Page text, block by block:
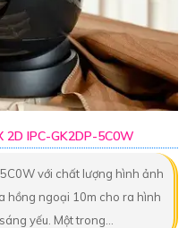
2D IPC-GK2DP-5C0W
với chất lượng hình ảnh
hồng ngoại 10m cho ra hình
yếu. Một trong...